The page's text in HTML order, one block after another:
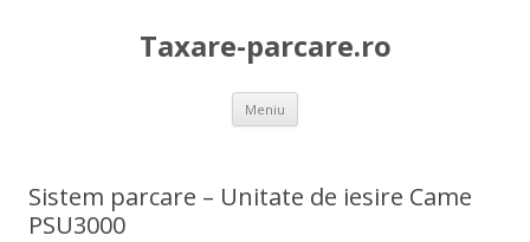
Taxare-parcare.ro
Meniu
Sistem parcare – Unitate de iesire Came
PSU3000